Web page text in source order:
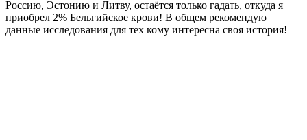
Россию, Эстонию и Литву, остаётся только гадать, откуда я
приобрел 2% Бельгийское крови! В общем рекомендую
данные исследования для тех кому интересна своя история!